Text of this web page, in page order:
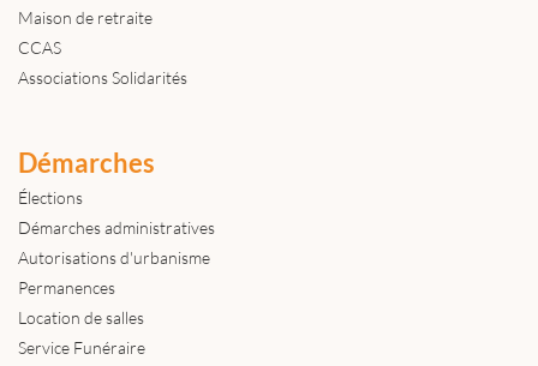
Maison de retraite
CCAS
Associations Solidarités
Démarches
Élections
Démarches administratives
Autorisations d'urbanisme
Permanences
Location de salles
Service Funéraire